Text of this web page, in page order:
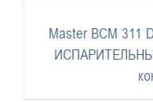
Master BCM 311